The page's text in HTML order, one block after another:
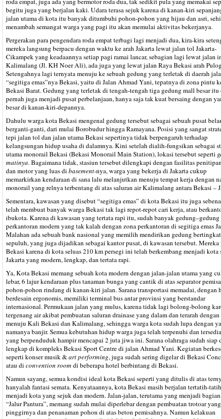
begitu juga yang berjalan kaki. Udara terasa sejuk karena di kanan-kiri
jalan utama di kota itu banyak ditumbuhi pohon-pohon yang hijau dan asri,
menambah semangat warga yang pagi itu akan memulai aktivitas bekerjanya.
Pergerakan para pengendara roda empat terbagi lagi menjadi dua, kira-kira
mereka langsung berpacu dengan waktu ke arah Jakarta lewat jalan tol Jakarta-
Cikampek yang keadaannya setiap pagi ramai lancar, sebagian lagi lewat jalan
Kalimalang (Jl. KH Noer Ali), ada juga yang lewat jalan Raya Bekasi arah
Setengahnya lagi ternyata menuju ke sebuah gedung yang terletak di daerah
“segitiga emas”nya Bekasi, yaitu di Jalan Ahmad Yani, tepatnya di zona pintu
Bekasi Barat. Gedung yang terletak di tengah-tengah tiga gedung mall besar
pernah juga menjadi pusat perbelanjaan, hanya saja tak kuat bersaing dengan
besar di kanan-kiri-depannya.
Dahulu warga kota Bekasi mengenal gedung tersebut sebagai sebuah pusat
berganti-ganti, dari mulai Borobudur hingga Ramayana. Posisi yang sangat
tepi jalan tol dan jalan utama Bekasi sepertinya tidak berpengaruh terhadap
kelangsungan hidup usaha di dalamnya. Kini setelah dialih-fungsikan sebagai
utama monorail Bekasi (Bekasi Monorail Main Station), lokasi tersebut seperti
matinya. Bagaimana tidak, stasiun tersebut dilengkapi dengan fasilitas
dan motor yang luas di basement-nya, warga yang bekerja di Jakarta cukup
memarkirkan kendaraan di sana lalu melanjutkan menuju tempat kerja dengan
monorail yang relnya terbentang di atas saluran air Kalimalang antara Bekasi –
Sementara, kawasan yang disebut “segitiga emas” di kota Bekasi itu juga
telah membuat banyak warga Bekasi tak lagi repot-repot cari kerja, atau
ibukota. Karena di kawasan yang tertata rapi itu, sudah banyak gedung–gedung
perkantoran modern yang tak kalah dengan zona perkantoran di segitiga emas
Malahan ada sebuah bank nasional yang memilih mendirikan gedung bertingkat
sepuluh, yang juga dijadikan sebagai kantor pusat, di kawasan tersebut.
Bekasi karena di kota seluas 210 km persegi ini telah berkembang menjadi kota
Jakarta yang modern, lengkap, dan tertata rapi.
Ya, Kota Bekasi memang sebuah kota modern dengan jalan-jalan utama yang
lebar, 6 lajur kendaraan plus tanaman bunga yang cantik di atas separator
pohon-pohon rindang di kanan-kiri jalan. Sarana transportasi memadai, dengan
berdesain ergonomis, memiliki terminal bus antar provinsi yang berstandar
internasional. Permukaan jalan yang mulus, karena tidak lagi bolong-bolong
tergenang air akibat pembuatan saluran drainase yang dalam dan terarah
menuju Kali Bekasi dan Kalimalang, sehingga warga kota sudah lupa dengan
namanya banjir. Semua kebutuhan hidup warga juga telah terpenuhi dan
yang berpenduduk hampir mencapai 2 juta jiwa ini. Sarana olahraga sudah siap
lengkap di kompleks Bekasi Sport Centre di jalan Ahmad Yani. Kegiatan
seperti konser musik &art performing, juga sudah sering digelar di Bekasi
atau di convention room di beberapa hotel berbintang di Bekasi.
Namun sayang, semua kondisi ideal kota Bekasi seperti yang ditulis di atas
hanyalah fantasi semata. Kenyataannya, kota Bekasi masih berjalan tertatih-
menjadi kota yang sejuk dan modern. Jalan-jalan, terutama yang menjadi
“Jalur Pantura”, memang sudah mulai diperlebar dengan pembuatan trotoar
pinggirnya dan penanaman pohon di atas beton pemisahnya. Namun kelakuan